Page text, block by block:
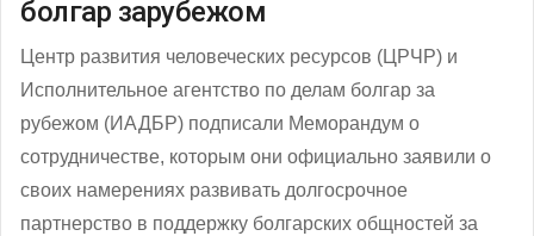
болгар зарубежом
Центр развития человеческих ресурсов (ЦРЧР) и
Исполнительное агентство по делам болгар за
рубежом (ИАДБР) подписали Меморандум о
сотрудничестве, которым они официально заявили о
своих намерениях развивать долгосрочное
партнерство в поддержку болгарских общностей за